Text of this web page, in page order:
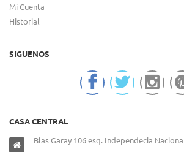
Mi Cuenta
Historial
SIGUENOS
CASA CENTRAL
Blas Garay 106 esq. Independecia